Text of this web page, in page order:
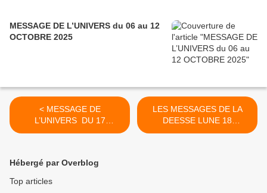
MESSAGE DE L’UNIVERS du 06 au 12
OCTOBRE 2025
< MESSAGE DE
L’UNIVERS DU 17
NOVEMBRE 2020
LES MESSAGES DE LA
DEESSE LUNE 18
NOVEMBRE 2020 >
Hébergé par Overblog
Top articles